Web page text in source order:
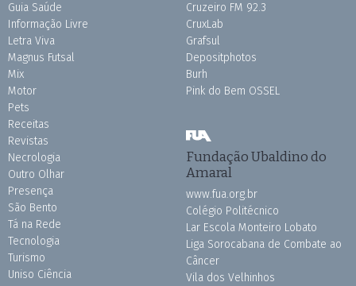
Guia Saúde
Informação Livre
Letra Viva
Magnus Futsal
Mix
Motor
Pets
Receitas
Revistas
Necrologia
Outro Olhar
Presença
São Bento
Tá na Rede
Tecnologia
Turismo
Uniso Ciência
Cruzeiro FM 92.3
CruxLab
Grafsul
Depositphotos
Burh
Pink do Bem OSSEL
Fundação Ubaldino do
Amaral
www.fua.org.br
Colégio Politécnico
Lar Escola Monteiro Lobato
Liga Sorocabana de Combate ao
Câncer
Vila dos Velhinhos